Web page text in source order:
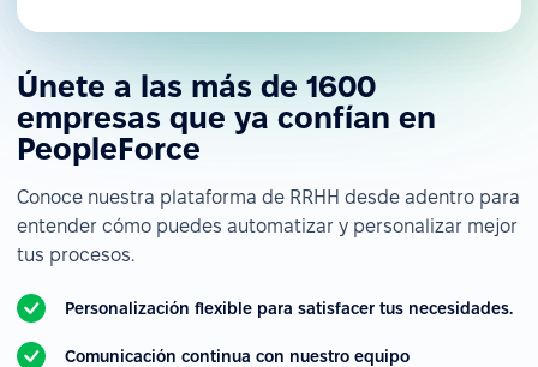
Únete a las más de 1600
empresas que ya confían en
PeopleForce
Conoce nuestra plataforma de RRHH desde adentro para
entender cómo puedes automatizar y personalizar mejor
tus procesos.
Personalización flexible para satisfacer tus necesidades.
Comunicación continua con nuestro equipo